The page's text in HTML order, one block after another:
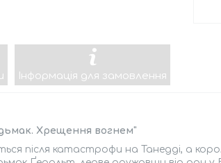
Інформація для замовлення
Хрещення вогнем"
після катастрофи на Танедді, а